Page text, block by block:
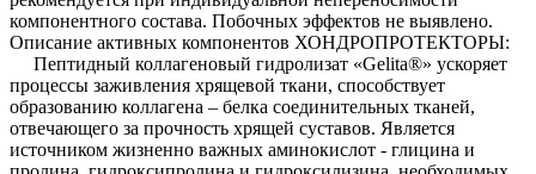
компонентного состава. Побочных эффектов не выявлено.
Описание активных компонентов ХОНДРОПРОТЕКТОРЫ:
Пептидный коллагеновый гидролизат «Gelita®» ускоряет
процессы заживления хрящевой ткани, способствует
образованию коллагена – белка соединительных тканей,
отвечающего за прочность хрящей суставов. Является
источником жизненно важных аминокислот - глицина и